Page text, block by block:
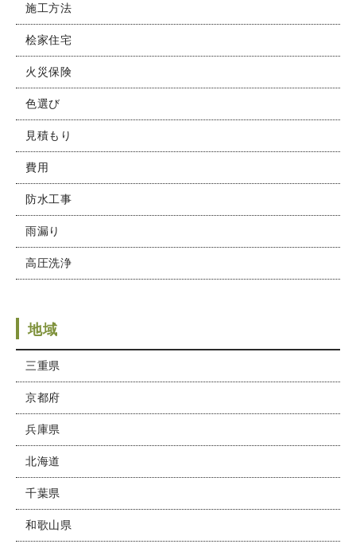
施工方法
桧家住宅
火災保険
色選び
見積もり
費用
防水工事
雨漏り
高圧洗浄
地域
三重県
京都府
兵庫県
北海道
千葉県
和歌山県